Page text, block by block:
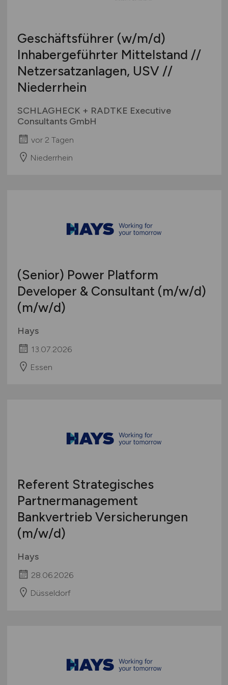
Geschäftsführer (w/m/d)
Inhabergeführter Mittelstand //
Netzersatzanlagen, USV //
Niederrhein
SCHLAGHECK + RADTKE Executive
Consultants GmbH
vor 2 Tagen
Niederrhein
(Senior) Power Platform
Developer & Consultant (m/w/d)
(m/w/d)
Hays
13.07.2026
Essen
Referent Strategisches
Partnermanagement
Bankvertrieb Versicherungen
(m/w/d)
Hays
28.06.2026
Düsseldorf